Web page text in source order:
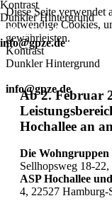
Diese Seite verwendet
notwendige Cookies,
gewährleisten.
Kontrast
Dunkler Hintergrund
info@gpze.de
Ab 2. Februar
Hochallee an
Die Wohngruppen
Sellhopsweg 18-
ASP Hochallee
4, 22527 Hamburg-
Kontrast
Dunkler Hintergrund
040 415 31 0
info@gpze.de